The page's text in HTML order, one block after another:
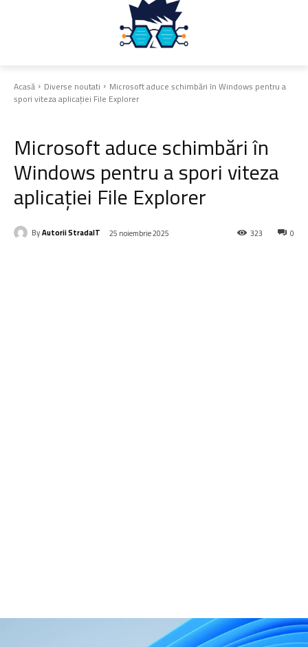
Acasă Diverse noutati Microsoft aduce schimbări în Windows pentru a
spori viteza aplicației File Explorer
Microsoft aduce schimbări în
Windows pentru a spori viteza
aplicației File Explorer
ByAutorii StradaIT 25 noiembrie 2025 0
323